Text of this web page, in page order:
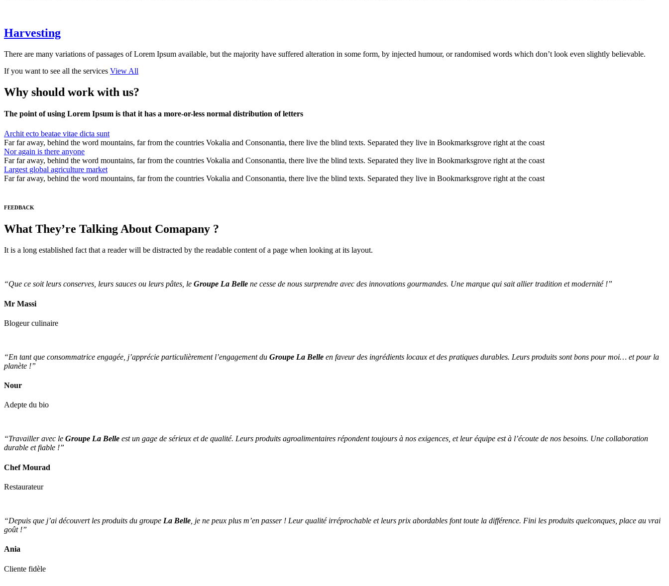
Harvesting
There are many variations of passages of Lorem Ipsum available, but the majority have suffered alteration in some form, by injected humour, or randomised words which don’t look even slightly believable.
If you want to see all the services View All
Why should work with us?
The point of using Lorem Ipsum is that it has a more-or-less normal distribution of letters
Archit ecto beatae vitae dicta sunt
Far far away, behind the word mountains, far from the countries Vokalia and Consonantia, there live the blind texts. Separated they live in Bookmarksgrove right at the coast
Nor again is there anyone
Far far away, behind the word mountains, far from the countries Vokalia and Consonantia, there live the blind texts. Separated they live in Bookmarksgrove right at the coast
Largest global agriculture market
Far far away, behind the word mountains, far from the countries Vokalia and Consonantia, there live the blind texts. Separated they live in Bookmarksgrove right at the coast
FEEDBACK
What They’re Talking About Comapany ?
It is a long established fact that a reader will be distracted by the readable content of a page when looking at its layout.
“Que ce soit leurs conserves, leurs sauces ou leurs pâtes, le Groupe La Belle ne cesse de nous surprendre avec des innovations gourmandes. Une marque qui sait allier tradition et modernité !”
Mr Massi
Blogeur culinaire
“En tant que consommatrice engagée, j’apprécie particulièrement l’engagement du Groupe La Belle en faveur des ingrédients locaux et des pratiques durables. Leurs produits sont bons pour moi… et pour la
planète !”
Nour
Adepte du bio
“Travailler avec le Groupe La Belle est un gage de sérieux et de qualité. Leurs produits agroalimentaires répondent toujours à nos exigences, et leur équipe est à l’écoute de nos besoins. Une collaboration
durable et fiable !”
Chef Mourad
Restaurateur
“Depuis que j’ai découvert les produits du groupe La Belle , je ne peux plus m’en passer ! Leur qualité irréprochable et leurs prix abordables font toute la différence. Fini les produits quelconques, place au vrai
goût !”
Ania
Cliente fidèle